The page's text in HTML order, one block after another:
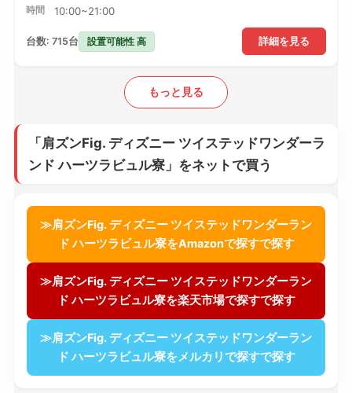
時間 10:00~21:00
詳細を見る
台数: 715台 設置可能性 高
もっと見る
「肩ズンFig. ディズニー ツイステッドワンダーラ
ンド ハーツラビュル寮」をネットで買う
≫肩ズンFig. ディズニー ツイステッドワンダーラン
ド ハーツラビュル寮をAmazonで探すで探す
≫肩ズンFig. ディズニー ツイステッドワンダーラン
ド ハーツラビュル寮を楽天市場で探すで探す
≫肩ズンFig. ディズニー ツイステッドワンダーラン
ド ハーツラビュル寮をメルカリで探すで探す